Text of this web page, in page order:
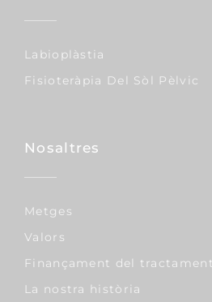
Labioplàstia
Fisioteràpia Del Sòl Pèlvic
Nosaltres
Metges
Valors
Finançament del tractament
La nostra història